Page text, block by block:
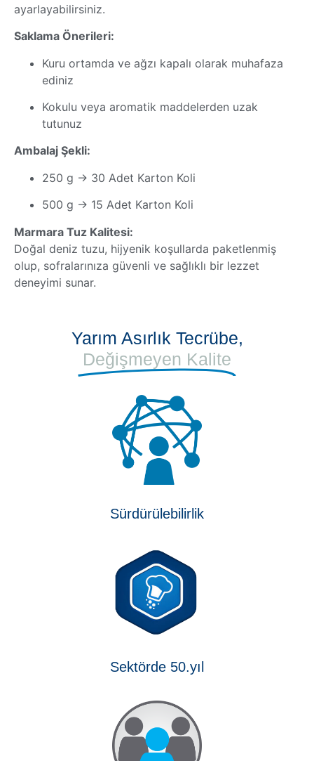
ayarlayabilirsiniz.
Saklama Önerileri:
Kuru ortamda ve ağzı kapalı olarak muhafaza
ediniz
Kokulu veya aromatik maddelerden uzak
tutunuz
Ambalaj Şekli:
250 g → 30 Adet Karton Koli
500 g → 15 Adet Karton Koli
Marmara Tuz Kalitesi:
Doğal deniz tuzu, hijyenik koşullarda paketlenmiş
olup, sofralarınıza güvenli ve sağlıklı bir lezzet
deneyimi sunar.
Yarım Asırlık Tecrübe,
Değişmeyen Kalite
Sürdürülebilirlik
Sektörde 50.yıl